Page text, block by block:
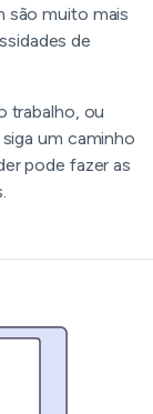
são muito mais
de
trabalho, ou
um caminho
pode fazer as